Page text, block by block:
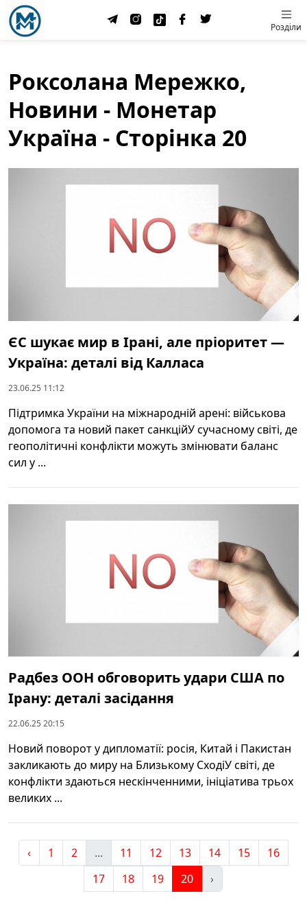
Розділи
Роксолана Мережко,
Новини - Монетар
Україна - Сторінка 20
ЄС шукає мир в Ірані, але пріоритет —
Україна: деталі від Калласа
23.06.25 11:12
Підтримка України на міжнародній арені: військова
допомога та новий пакет санкційУ сучасному світі, де
геополітичні конфлікти можуть змінювати баланс
сил у ...
Радбез ООН обговорить удари США по
Ірану: деталі засідання
22.06.25 20:15
Новий поворот у дипломатії: росія, Китай і Пакистан
закликають до миру на Близькому СходіУ світі, де
конфлікти здаються нескінченними, ініціатива трьох
великих ...
‹ 1 2 ... 11 12 13 14 15
16
17
18 19 20 ›